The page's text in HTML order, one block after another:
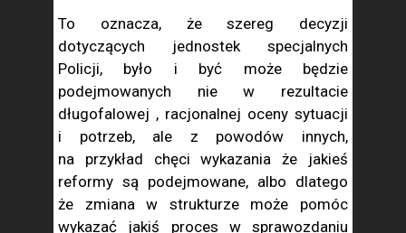
To oznacza, że szereg decyzji
dotyczących jednostek specjalnych
Policji, było i być może będzie
podejmowanych nie w rezultacie
długofalowej , racjonalnej oceny sytuacji
i potrzeb, ale z powodów innych,
na przykład chęci wykazania że jakieś
reformy są podejmowane, albo dlatego
że zmiana w strukturze może pomóc
wykazać jakiś proces w sprawozdaniu